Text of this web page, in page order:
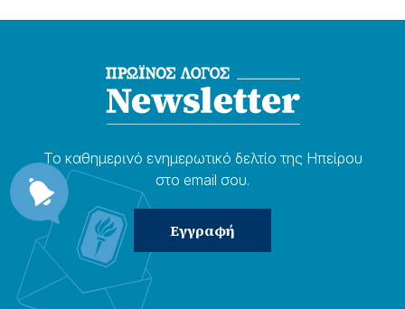
Το καθημερɩνό ενημερωτɩκό δελτίο της Ηπείρου
στο email σου.